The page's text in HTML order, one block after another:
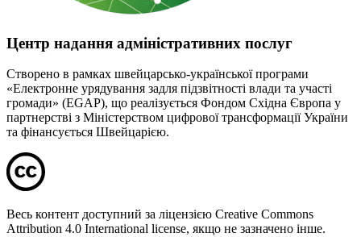
Центр надання адміністративних послуг
Створено в рамках швейцарсько-української програми
«Електронне урядування задля підзвітності влади та участі
громади» (EGAP), що реалізується Фондом Східна Європа у
партнерстві з Міністерством цифрової трансформації України
та фінансується Швейцарією.
Весь контент доступний за ліцензією Creative Commons
Attribution 4.0 International license, якщо не зазначено інше.